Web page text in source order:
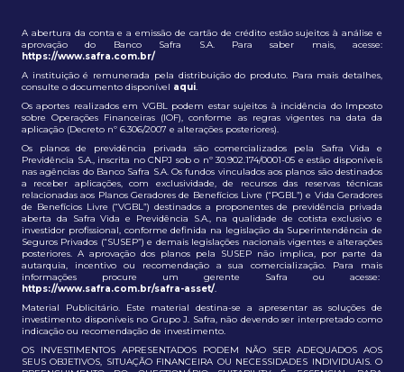
A abertura da conta e a emissão de cartão de crédito estão sujeitos à análise e
aprovação do Banco Safra S.A. Para saber mais, acesse:
https://www.safra.com.br/
A instituição é remunerada pela distribuição do produto. Para mais detalhes,
consulte o documento disponível aqui.
Os aportes realizados em VGBL podem estar sujeitos à incidência do Imposto
sobre Operações Financeiras (IOF), conforme as regras vigentes na data da
aplicação (Decreto nº 6.306/2007 e alterações posteriores).
Os planos de previdência privada são comercializados pela Safra Vida e
Previdência S.A., inscrita no CNPJ sob o nº 30.902.174/0001-05 e estão disponíveis
nas agências do Banco Safra S.A. Os fundos vinculados aos planos são destinados
a receber aplicações, com exclusividade, de recursos das reservas técnicas
relacionadas aos Planos Geradores de Benefícios Livre (“PGBL”) e Vida Geradores
de Benefícios Livre (“VGBL”) destinados a proponentes de previdência privada
aberta da Safra Vida e Previdência S.A., na qualidade de cotista exclusivo e
investidor profissional, conforme definida na legislação da Superintendência de
Seguros Privados (“SUSEP”) e demais legislações nacionais vigentes e alterações
posteriores. A aprovação dos planos pela SUSEP não implica, por parte da
autarquia, incentivo ou recomendação a sua comercialização. Para mais
informações procure um gerente Safra ou acesse:
https://www.safra.com.br/safra-asset/.
Material Publicitário. Este material destina-se a apresentar as soluções de
investimento disponíveis no Grupo J. Safra, não devendo ser interpretado como
indicação ou recomendação de investimento.
OS INVESTIMENTOS APRESENTADOS PODEM NÃO SER ADEQUADOS AOS
SEUS OBJETIVOS, SITUAÇÃO FINANCEIRA OU NECESSIDADES INDIVIDUAIS. O